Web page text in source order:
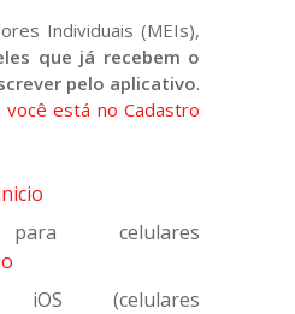
Individuais (MEIs),
que já recebem o
pelo aplicativo.
está no Cadastro
celulares
(celulares